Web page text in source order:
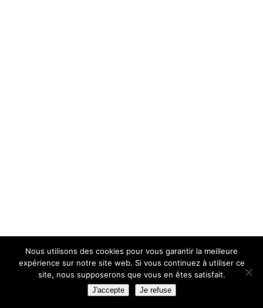
Nous utilisons des cookies pour vous garantir la meilleure
expérience sur notre site web. Si vous continuez à utiliser ce
site, nous supposerons que vous en êtes satisfait.
J'accepte Je refuse